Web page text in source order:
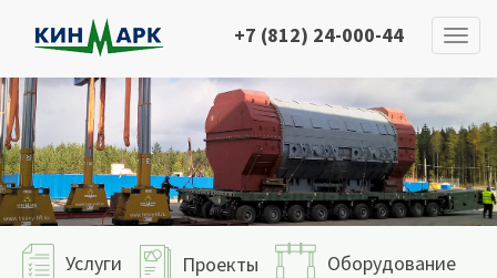
+7 (812) 24-000-44
Услуги Проекты Оборудование